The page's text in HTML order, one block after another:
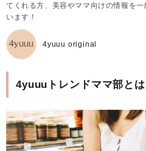
てくれる方、美容やママ向けの情報を
います！
4yuuu original
4yuuuトレンドママ部とは